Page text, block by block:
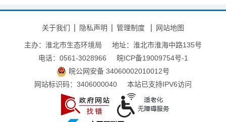
关于我们 隐私声明 管理制度 网站地图
主办：淮北市生态环境局
地址：淮北市淮海中路135号
电话：0561-3028966
皖ICP备19009754号-1
皖公网安备 34060002010012号
网站标识码：3406000040
本站已支持IPV6访问